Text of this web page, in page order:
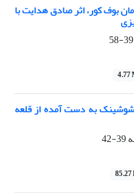
بوف کور، اثر صادق هدایت با
39-58
4.77
به دست آمده از قلعه
39-42